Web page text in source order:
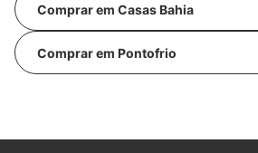
Comprar em Casas Bahia
Comprar em Pontofrio